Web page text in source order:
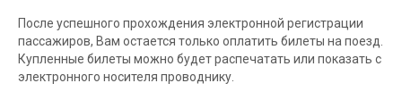
После успешного прохождения электронной регистрации
пассажиров, Вам остается только оплатить билеты на поезд.
Купленные билеты можно будет распечатать или показать с
электронного носителя проводнику.